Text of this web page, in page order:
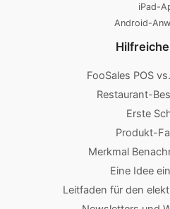
iPad-
Android-
FooSales POS
Restaurant-
Erste
Produkt-
Merkmal
Eine Idee
Leitfaden für den